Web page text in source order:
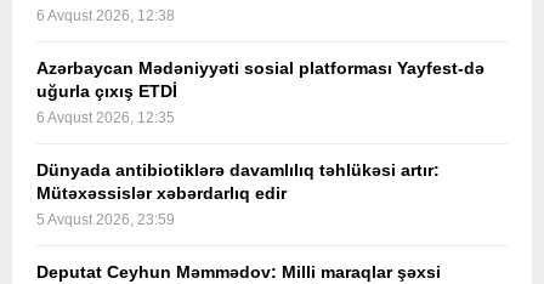
6 Avqust 2026, 12:38
Azərbaycan Mədəniyyəti sosial platforması Yayfest-də
uğurla çıxış ETDİ
6 Avqust 2026, 12:35
Dünyada antibiotiklərə davamlılıq təhlükəsi artır:
Mütəxəssislər xəbərdarlıq edir
5 Avqust 2026, 23:59
Deputat Ceyhun Məmmədov: Milli maraqlar şəxsi